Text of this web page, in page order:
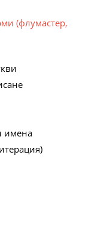
(флумастер,
имена